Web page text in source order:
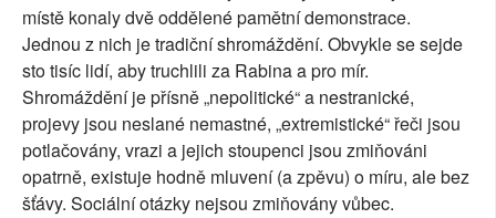
místě konaly dvě oddělené pamětní demonstrace.
Jednou z nich je tradiční shromáždění. Obvykle se sejde
sto tisíc lidí, aby truchlili za Rabina a pro mír.
Shromáždění je přísně „nepolitické“ a nestranické,
projevy jsou neslané nemastné, „extremistické“ řeči jsou
potlačovány, vrazi a jejich stoupenci jsou zmiňováni
opatrně, existuje hodně mluvení (a zpěvu) o míru, ale bez
šťávy. Sociální otázky nejsou zmiňovány vůbec.